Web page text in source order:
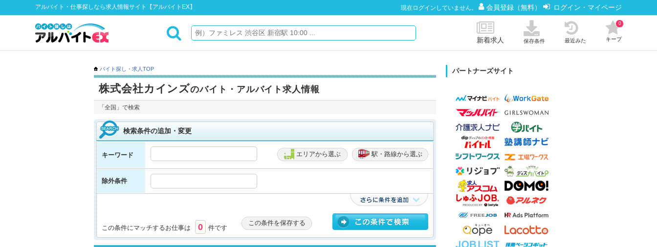
アルバイト・仕事探しなら求人情報サイト【アルバイトEX】 現在ログインしていません。 会員登録（無料） ログイン・マイページ
新着求人 保存条件 最近みた キープ
0
バイト探し・求人TOP
株式会社カインズのバイト・アルバイト求人情報
「全国」で検索
検索条件の追加・変更
キーワード エリアから選ぶ 駅・路線から選ぶ
除外条件
この条件にマッチするお仕事は 0 件です
この条件を保存する
パートナーズサイト